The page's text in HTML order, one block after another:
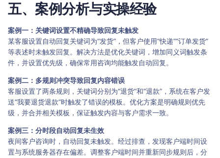
五、案例分析与实操经验
案例一：关键词设置不精确导致回复未触发
某客服设置自动回复关键词为“发货”，但客户使用“快递”“订单发货”
等表述时未触发回复。解决方法是优化关键词，增加同义词触发条
件，并设置优先级，确保常用咨询均能触发自动回复。
案例二：多规则冲突导致回复内容错误
客服设置了两条规则，关键词分别为“退货”和“退款”，系统在客户发
送“我要退货退款”时触发了错误的模板。优化方案是明确规则优先
级，并合并相关模板，保证触发内容与客户需求一致。
案例三：分时段自动回复未生效
夜间客户咨询时，自动回复未触发。经过排查，发现客户端时间设
置与系统服务器存在偏差。调整客户端时间并重新同步规则后，分